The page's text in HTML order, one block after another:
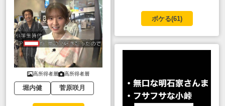
高所得者層 高所得者層
堀内健 菅原咲月
ボケる(61)